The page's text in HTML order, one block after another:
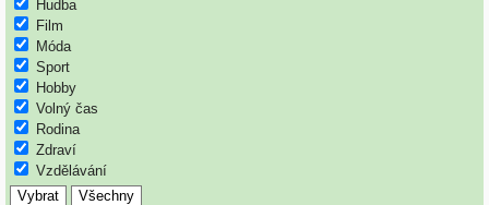
Hudba
Film
Móda
Sport
Hobby
Volný čas
Rodina
Zdraví
Vzdělávání